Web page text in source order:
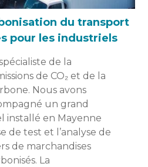
du transport
pour les industriels
de la
de CO₂ et de la
Nous avons
un grand
installé en Mayenne
de test et l’analyse de
de marchandises
La